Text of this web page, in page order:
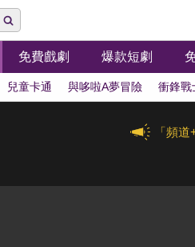
免費戲劇 爆款短劇
兒童卡通 與哆啦A夢冒險 衝鋒戰
「頻